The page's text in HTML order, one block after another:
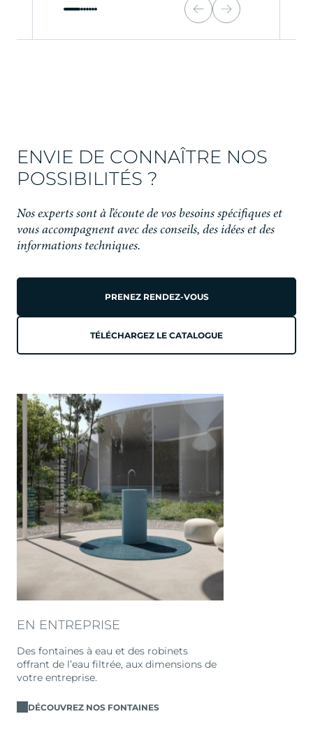
ENVIE DE CONNAÎTRE NOS
POSSIBILITÉS ?
Nos experts sont à l’écoute de vos besoins spécifiques et
vous accompagnent avec des conseils, des idées et des
informations techniques.
PRENEZ RENDEZ-VOUS
TÉLÉCHARGEZ LE CATALOGUE
EN ENTREPRISE
Des fontaines à eau et des robinets
offrant de l’eau filtrée, aux dimensions de
votre entreprise.
DÉCOUVREZ NOS FONTAINES